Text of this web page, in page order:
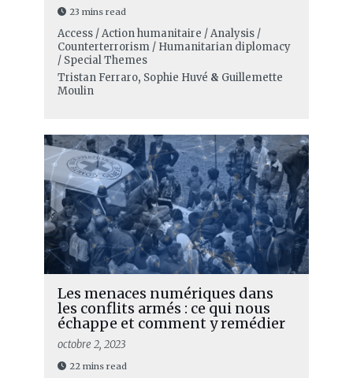
23 mins read
Access / Action humanitaire / Analysis /
Counterterrorism / Humanitarian diplomacy
/ Special Themes
Tristan Ferraro, Sophie Huvé & Guillemette
Moulin
Les menaces numériques dans
les conflits armés : ce qui nous
échappe et comment y remédier
octobre 2, 2023
22 mins read